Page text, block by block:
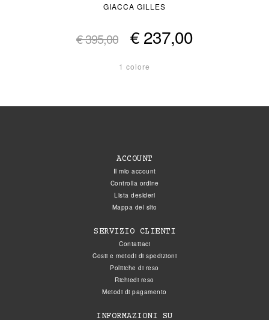
GIACCA GILLES
€ 395,00 € 237,00
1 colore
ACCOUNT
Il mio account
Controlla ordine
Lista desideri
Mappa del sito
SERVIZIO CLIENTI
Contattaci
Costi e metodi di spedizioni
Politiche di reso
Richiedi reso
Metodi di pagamento
INFORMAZIONI SU